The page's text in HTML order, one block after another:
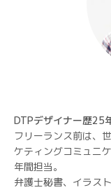
DTPデザイナー歴25
フリーランス前は、
ケティングコミュニ
年間担当。
弁護士秘書、イラス